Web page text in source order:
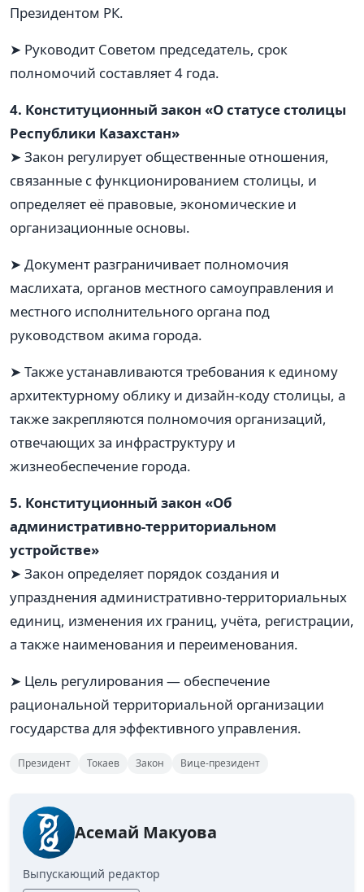
Президентом РК.
➤ Руководит Советом председатель, срок
полномочий составляет 4 года.
4. Конституционный закон «О статусе столицы
Республики Казахстан»
➤ Закон регулирует общественные отношения,
связанные с функционированием столицы, и
определяет её правовые, экономические и
организационные основы.
➤ Документ разграничивает полномочия
маслихата, органов местного самоуправления и
местного исполнительного органа под
руководством акима города.
➤ Также устанавливаются требования к единому
архитектурному облику и дизайн-коду столицы, а
также закрепляются полномочия организаций,
отвечающих за инфраструктуру и
жизнеобеспечение города.
5. Конституционный закон «Об
административно-территориальном
устройстве»
➤ Закон определяет порядок создания и
упразднения административно-территориальных
единиц, изменения их границ, учёта, регистрации,
а также наименования и переименования.
➤ Цель регулирования — обеспечение
рациональной территориальной организации
государства для эффективного управления.
Президент Токаев Закон Вице-президент
Асемай Макуова
Выпускающий редактор